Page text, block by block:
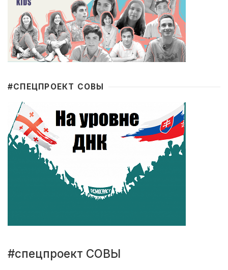
#CПЕЦПРОЕКТ СОВЫ
#спецпроект СОВЫ